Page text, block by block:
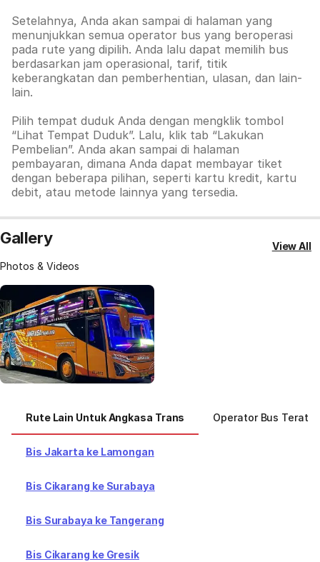
Setelahnya, Anda akan sampai di halaman yang
menunjukkan semua operator bus yang beroperasi
pada rute yang dipilih. Anda lalu dapat memilih bus
berdasarkan jam operasional, tarif, titik
keberangkatan dan pemberhentian, ulasan, dan lain-
lain.
Pilih tempat duduk Anda dengan mengklik tombol
“Lihat Tempat Duduk”. Lalu, klik tab “Lakukan
Pembelian”. Anda akan sampai di halaman
pembayaran, dimana Anda dapat membayar tiket
dengan beberapa pilihan, seperti kartu kredit, kartu
debit, atau metode lainnya yang tersedia.
Gallery
Photos & Videos
View All
Rute Lain Untuk Angkasa Trans Operator Bus
Bis Jakarta ke Lamongan
Bis Cikarang ke Surabaya
Bis Surabaya ke Tangerang
Bis Cikarang ke Gresik